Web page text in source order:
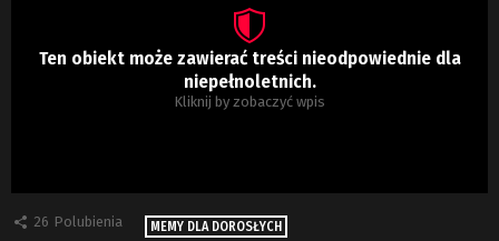
Ten obiekt może zawierać treści nieodpowiednie dla
niepełnoletnich.
Kliknij by zobaczyć wpis
26 Polubienia MEMY DLA DOROSŁYCH